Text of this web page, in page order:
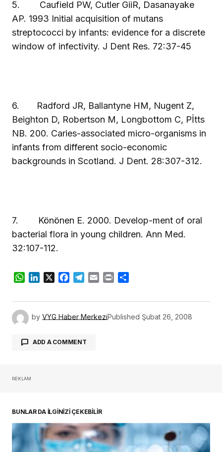
5.
Caufield PW, Cutler GiiR, Dasanayake
AP. 1993 Initial acquisition of mutans
streptococci by infants: evidence for a discrete
window of infectivity. J Dent Res. 72:37-45
6.
Radford JR, Ballantyne HM, Nugent Z,
Beighton D, Robertson M, Longbottom C, Pİtts
NB. 200. Caries-associated micro-organisms in
infants from different socio-economic
backgrounds in Scotland. J Dent. 28:307-312.
7.
Könönen E. 2000. Develop-ment of oral
bacterial flora in young children. Ann Med.
32:107-112.
WhatsApp
LinkedIn
X Facebook
Telegram
Email Print
by VYG Haber MerkeziPublished Şubat 26, 2008
ADD A COMMENT
REKLAM
BUNLAR DA İLGİNİZİ ÇEKEBİLİR